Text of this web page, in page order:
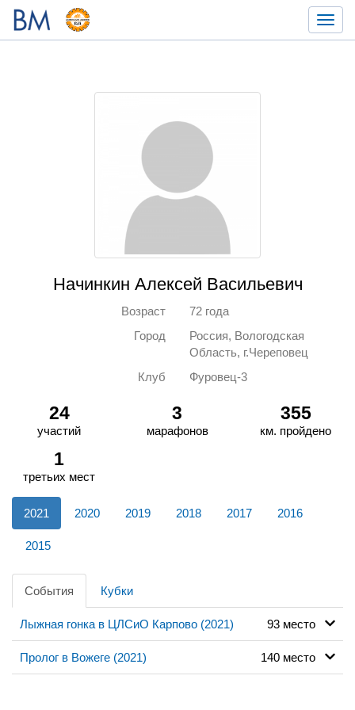
Начинкин Алексей Васильевич
Возраст
72 года
Город
Россия, Вологодская
Область, г.Череповец
Клуб
Фуровец-3
24
участий
3
марафонов
355
км. пройдено
1
третьих мест
2021 2020 2019 2018 2017 2016
2015
События Кубки
Лыжная гонка в ЦЛСиО Карпово (2021) 93 место
Пролог в Вожеге (2021) 140 место